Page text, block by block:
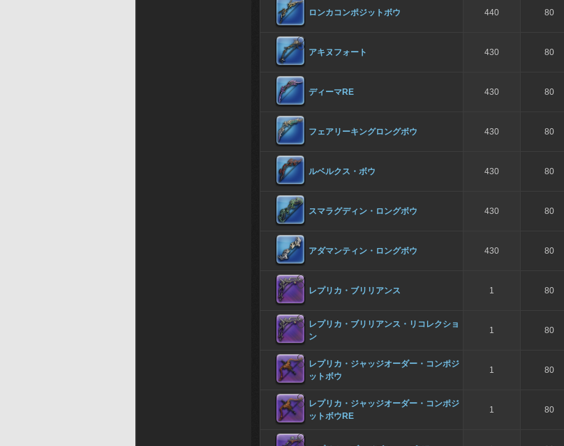
ロンカコンポジットボウ 440 80
アキヌフォート 430 80
ディーマRE 430 80
フェアリーキングロングボウ 430 80
ルベルクス・ボウ 430 80
スマラグディン・ロングボウ 430 80
アダマンティン・ロングボウ 430 80
レプリカ・ブリリアンス 1 80
レプリカ・ブリリアンス・リコレクショ
ン
1 80
レプリカ・ジャッジオーダー・コンポジ
ットボウ
1 80
レプリカ・ジャッジオーダー・コンポジ
ットボウRE
1 80